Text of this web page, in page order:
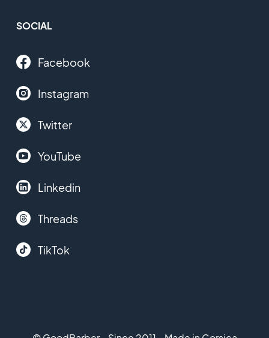
SOCIAL
Facebook
Instagram
Twitter
YouTube
Linkedin
Threads
TikTok